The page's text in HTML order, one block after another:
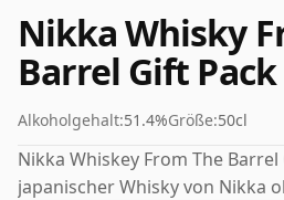
Nikka Whisky
Barrel Gift Pack
Alkoholgehalt:51.4%Größe:50cl
Nikka Whiskey From The
japanischer Whisky von Nikka